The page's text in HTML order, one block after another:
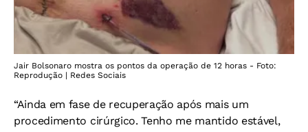
Jair Bolsonaro mostra os pontos da operação de 12 horas - Foto:
Reprodução | Redes Sociais
“Ainda em fase de recuperação após mais um
procedimento cirúrgico. Tenho me mantido estável,